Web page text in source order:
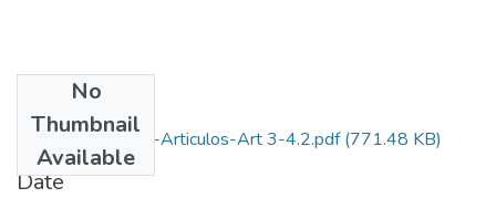
No
Thumbnail
Available
1987-V11-N3-4-Articulos-Art 3-4.2.pdf(771.48 KB)
Date